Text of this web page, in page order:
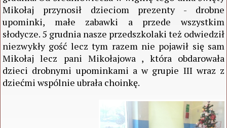
Mikołaj przynosił dzieciom prezenty - drobne
upominki, małe zabawki a przede wszystkim
słodycze. 5 grudnia nasze przedszkolaki też odwiedził
niezwykły gość lecz tym razem nie pojawił się sam
Mikołaj lecz pani Mikołajowa , która obdarowała
dzieci drobnymi upominkami a w grupie III wraz z
dziećmi wspólnie ubrała choinkę.